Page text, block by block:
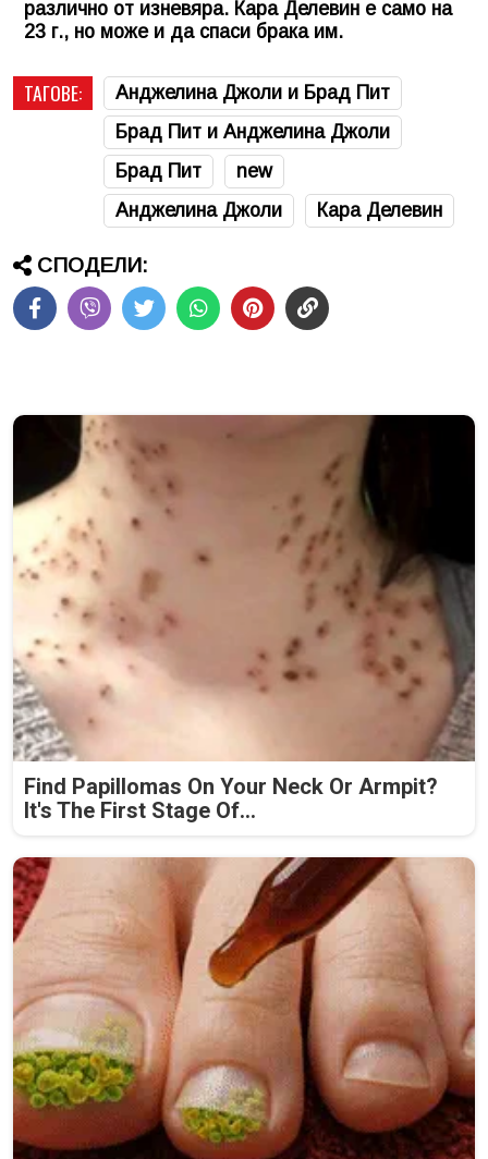
различно от изневяра. Кара Делевин е само на
23 г., но може и да спаси брака им.
ТАГОВЕ:
Анджелина Джоли и Брад Пит
Брад Пит и Анджелина Джоли
Брад Пит
new
Анджелина Джоли
Кара Делевин
СПОДЕЛИ:
Find Papillomas On Your Neck Or Armpit?
It's The First Stage Of...